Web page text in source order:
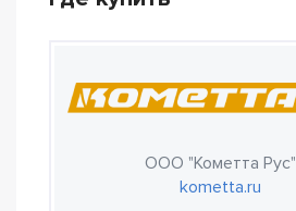
ООО "Кометта Рус"
kometta.ru